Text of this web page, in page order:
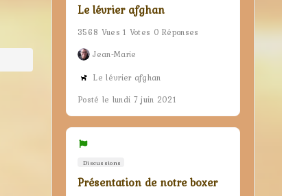
Le lévrier afghan
3568 Vues 1 Votes 0 Réponses
Jean-Marie
Le lévrier afghan
Posté le lundi 7 juin 2021
Discussions
Présentation de notre boxer